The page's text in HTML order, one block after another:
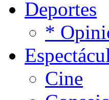
Deportes
*
Cine